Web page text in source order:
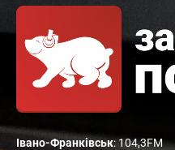
Івано-Франківськ: 104,3FM